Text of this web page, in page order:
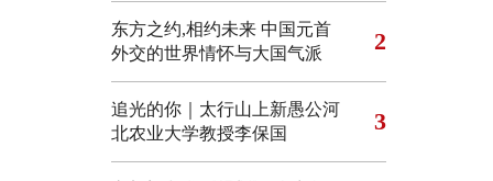
东方之约,相约未来 中国元首
外交的世界情怀与大国气派
2
追光的你｜太行山上新愚公河
北农业大学教授李保国
3